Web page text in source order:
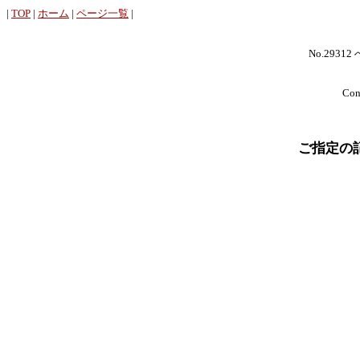
| TOP | ホーム | ページ一覧 |
No.29312
ご指定の